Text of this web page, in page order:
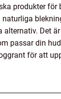
produkter för
naturliga
alternativ. Det
passar din
för att